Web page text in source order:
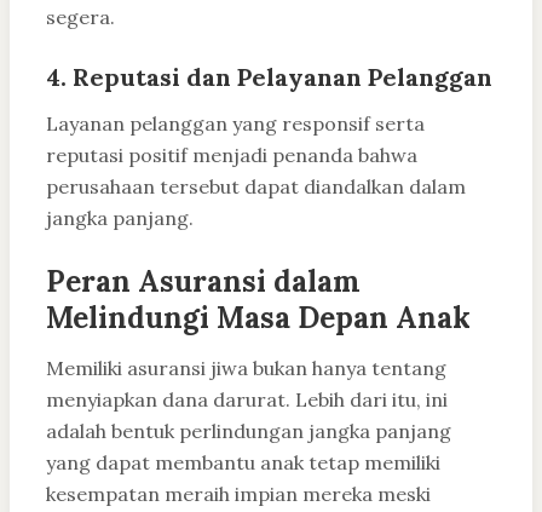
segera.
4. Reputasi dan Pelayanan Pelanggan
Layanan pelanggan yang responsif serta
reputasi positif menjadi penanda bahwa
perusahaan tersebut dapat diandalkan dalam
jangka panjang.
Peran Asuransi dalam
Melindungi Masa Depan Anak
Memiliki asuransi jiwa bukan hanya tentang
menyiapkan dana darurat. Lebih dari itu, ini
adalah bentuk perlindungan jangka panjang
yang dapat membantu anak tetap memiliki
kesempatan meraih impian mereka meski